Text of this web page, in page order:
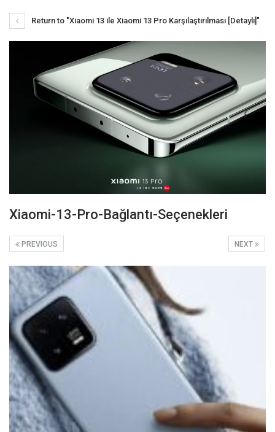
Return to "Xiaomi 13 ile Xiaomi 13 Pro Karşılaştırılması [Detaylı]"
Xiaomi-13-Pro-Bağlantı-Seçenekleri
NEXT
PREVIOUS